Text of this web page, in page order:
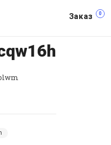
Заказ 0